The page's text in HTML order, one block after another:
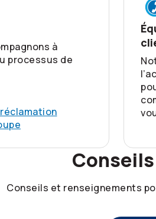
à
processus de
Conseils et renseignements